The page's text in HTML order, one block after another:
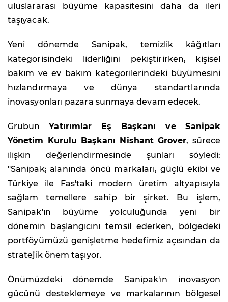
uluslararası büyüme kapasitesini daha da ileri
taşıyacak.
Yeni dönemde Sanipak, temizlik kâğıtları
kategorisindeki liderliğini pekiştirirken, kişisel
bakım ve ev bakım kategorilerindeki büyümesini
hızlandırmaya ve dünya standartlarında
inovasyonları pazara sunmaya devam edecek.
GrubunYatırımlar Eş Başkanı ve Sanipak
Yönetim Kurulu Başkanı Nishant Grover, sürece
ilişkin değerlendirmesinde şunları söyledi:
"Sanipak; alanında öncü markaları, güçlü ekibi ve
Türkiye ile Fas'taki modern üretim altyapısıyla
sağlam temellere sahip bir şirket. Bu işlem,
Sanipak'ın büyüme yolculuğunda yeni bir
dönemin başlangıcını temsil ederken, bölgedeki
portföyümüzü genişletme hedefimiz açısından da
stratejik önem taşıyor.
Önümüzdeki dönemde Sanipak'ın inovasyon
gücünü desteklemeye ve markalarının bölgesel